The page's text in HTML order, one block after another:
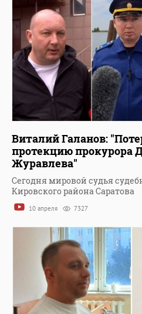
Виталий Галанов:
протекцию прокурора
Журавлева"
Сегодня мировой судья
Кировского района Саратова
10 апреля 7327